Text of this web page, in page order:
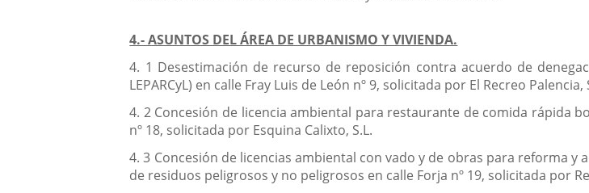
4.- ASUNTOS DEL ÁREA DE URBANISMO Y VIVIENDA.
4. 1 Desestimación de recurso de reposición contra acuerdo de
LEPARCyL) en calle Fray Luis de León nº 9, solicitada por El Recreo Palencia,
4. 2 Concesión de licencia ambiental para restaurante de comida rápida
nº 18, solicitada por Esquina Calixto, S.L.
4. 3 Concesión de licencias ambiental con vado y de obras para reforma
de residuos peligrosos y no peligrosos en calle Forja nº 19, solicitada por